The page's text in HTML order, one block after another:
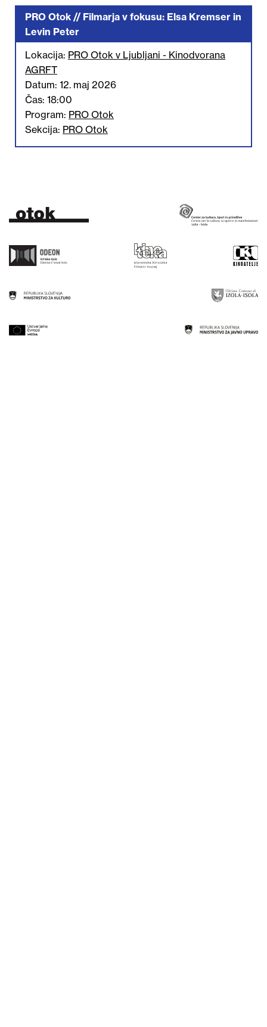
PRO Otok // Filmarja v fokusu: Elsa Kremser in
Levin Peter
Lokacija: PRO Otok v Ljubljani - Kinodvorana
AGRFT
Datum: 12. maj 2026
Čas: 18:00
Program: PRO Otok
Sekcija: PRO Otok